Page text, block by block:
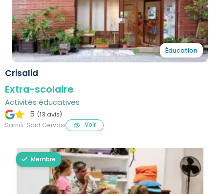
Éducation
Crisalid
Extra-scolaire
Activités éducatives
5 (13 avis)
Sarrià-Sant Gervasi
Voir
Membre